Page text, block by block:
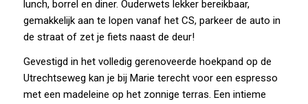
lunch, borrel en diner. Ouderwets lekker bereikbaar,
gemakkelijk aan te lopen vanaf het CS, parkeer de auto in
de straat of zet je fiets naast de deur!
Gevestigd in het volledig gerenoveerde hoekpand op de
Utrechtseweg kan je bij Marie terecht voor een espresso
met een madeleine op het zonnige terras. Een intieme